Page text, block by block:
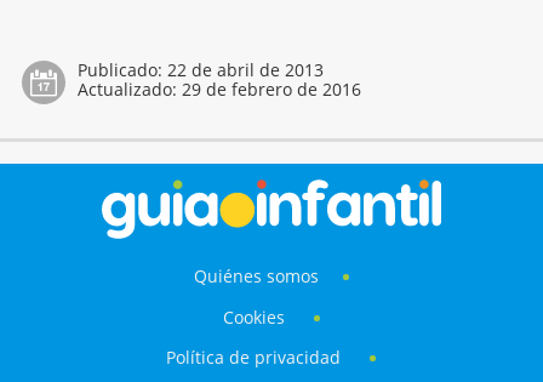
Publicado: 22 de abril de 2013
Actualizado: 29 de febrero de 2016
Quiénes somos
Cookies
Política de privacidad